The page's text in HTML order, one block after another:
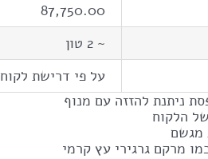
87,750.00
~ 2 טון
על פי דרישת לקוח
ניתנת להזזה עם מנוף
הלקוח
מגשם
מרקם גרגירי עץ קרמי